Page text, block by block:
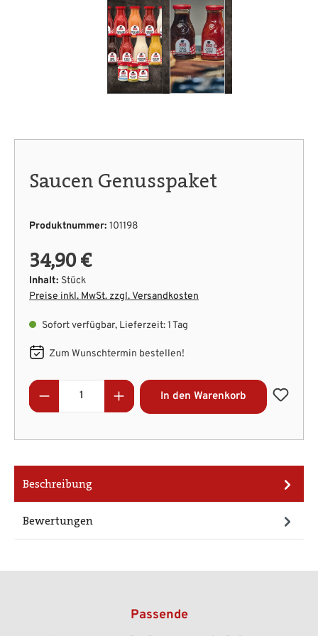
Saucen Genusspaket
Produktnummer: 101198
34,90 €
Inhalt: Stück
Preise inkl. MwSt. zzgl. Versandkosten
Sofort verfügbar, Lieferzeit: 1 Tag
Zum Wunschtermin bestellen!
Produkt Anzahl: Gib den gewünschten
In den Warenkorb
Beschreibung
Bewertungen
Passende